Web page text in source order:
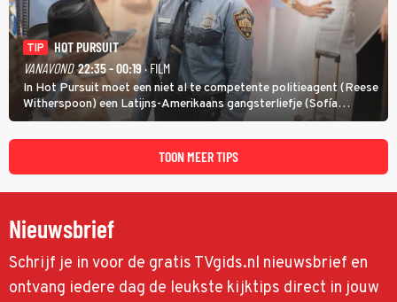
TIP
HOT PURSUIT
VANAVOND 22:35 - 00:19· FILM
In Hot Pursuit moet een niet al te competente politieagent (Reese
Witherspoon) een Latijns-Amerikaans gangsterliefje (Sofía
Vergara) beschermen tegen corrupte agenten en moordlustige
maffiatypes.
TOON MEER TIPS
Nieuwsbrief
Schrijf je in voor de gratis TVgids.nl nieuwsbrief en
ontvang iedere dag de leukste kijktips direct in jouw